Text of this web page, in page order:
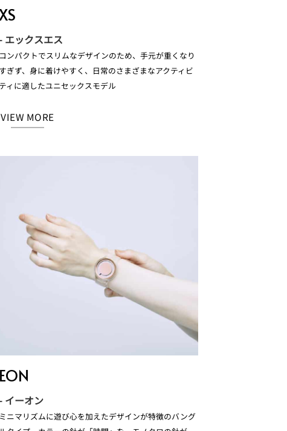
エックスエス
コンパクトでスリムなデザインのため、手元が重くなり
すぎず、身に着けやすく、日常のさまざまなアクティビ
ティに適したユニセックスモデル
VIEW MORE
EON
イーオン
ミニマリズムに遊び心を加えたデザインが特徴のバング